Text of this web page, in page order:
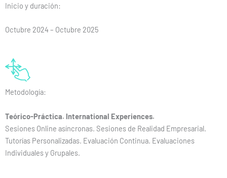
Inicio y duración:
Octubre 2024 – Octubre 2025
Metodología:
Teórico-Práctica. International Experiences.
Sesiones Online asíncronas. Sesiones de Realidad Empresarial.
Tutorías Personalizadas. Evaluación Continua. Evaluaciones
Individuales y Grupales.